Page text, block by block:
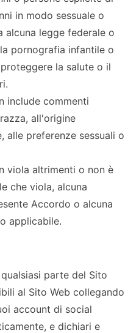
in modo sessuale o
alcuna legge federale o
pornografia infantile o
la salute o il
include commenti
all'origine
alle preferenze sessuali o
viola altrimenti o non è
che viola, alcuna
Accordo o alcuna
applicabile.
parte del Sito
al Sito Web collegando
account di social
e dichiari e